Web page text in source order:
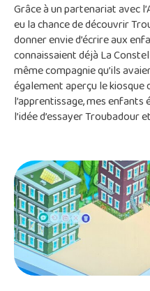
Grâce à un partenariat avec
eu la chance de découvrir
donner envie d’écrire aux
connaissaient déjàLa
même compagnie qu’ils
également aperçu le kiosque
l’apprentissage, mes
l’idée d’essayer Troubadour